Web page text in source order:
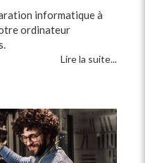
informatique à
ordinateur
Lire la suite...